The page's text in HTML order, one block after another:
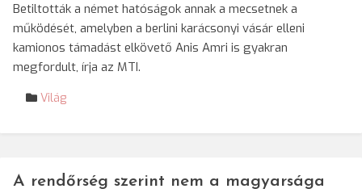
Betiltották a német hatóságok annak a mecsetnek a
működését, amelyben a berlini karácsonyi vásár elleni
kamionos támadást elkövető Anis Amri is gyakran
megfordult, írja az MTI.
Világ
A rendőrség szerint nem a magyarsága